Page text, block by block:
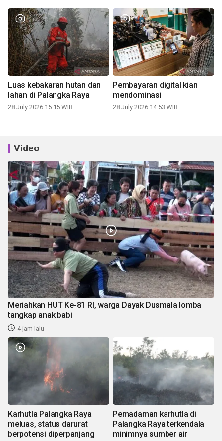
Luas kebakaran hutan dan
lahan di Palangka Raya
28 July 2026 15:15 WIB
Pembayaran digital kian
mendominasi
28 July 2026 14:53 WIB
Video
Meriahkan HUT Ke-81 RI, warga Dayak Dusmala lomba
tangkap anak babi
4 jam lalu
Karhutla Palangka Raya
meluas, status darurat
berpotensi diperpanjang
Pemadaman karhutla di
Palangka Raya terkendala
minimnya sumber air